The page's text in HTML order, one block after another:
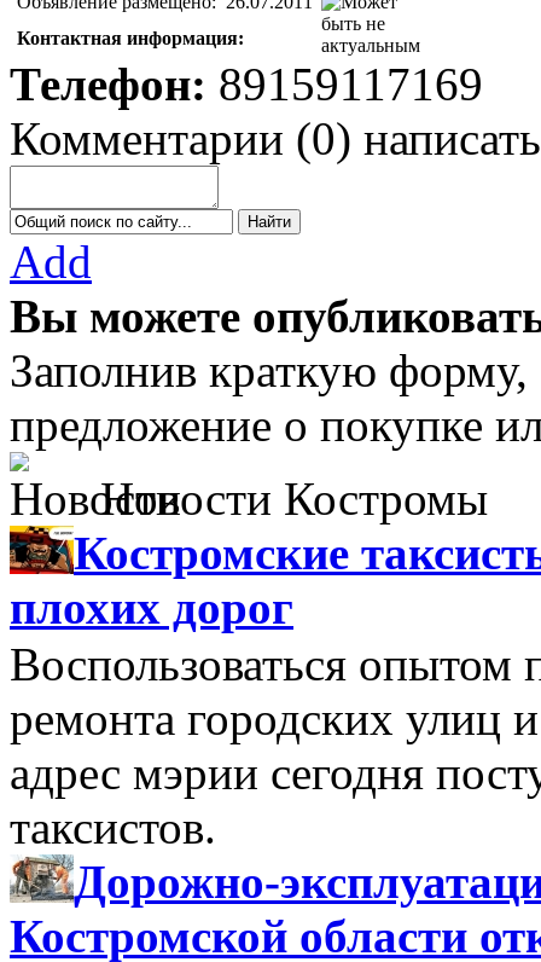
Контактная информация:
Телефон: 89159117169
Комментарии (0) написать
Add
Вы можете
Заполнив краткую
предложение о покупке
Новости Костромы
Костромские
плохих дорог
Воспользоваться
ремонта городских улиц
адрес мэрии сегодня
таксистов.
Дорожно-
Костромской области